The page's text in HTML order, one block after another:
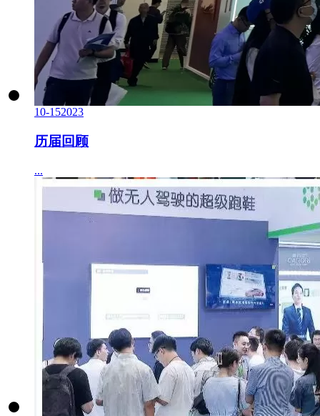
10-152023
历届回顾
...